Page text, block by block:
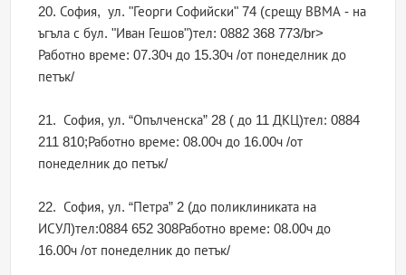
20. София, ул. "Георги Софийски" 74 (срещу ВВМА - на
ъгъла с бул. "Иван Гешов")тел: 0882 368 773/br>
Работно време: 07.30ч до 15.30ч /от понеделник до
петък/
21. София, ул. “Опълченска” 28 ( до 11 ДКЦ)тел: 0884
211 810;Работно време: 08.00ч до 16.00ч /от
понеделник до петък/
22. София, ул. “Петра” 2 (до поликлиниката на
ИСУЛ)тел:0884 652 308Работно време: 08.00ч до
16.00ч /от понеделник до петък/